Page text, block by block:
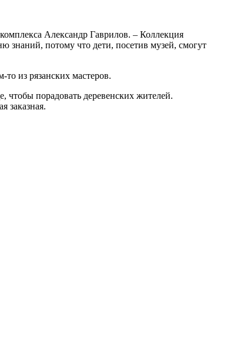
Александр Гаврилов. – Коллекция
знаний, потому что дети, посетив музей, смогут
из рязанских мастеров.
чтобы порадовать деревенских жителей.
заказная.